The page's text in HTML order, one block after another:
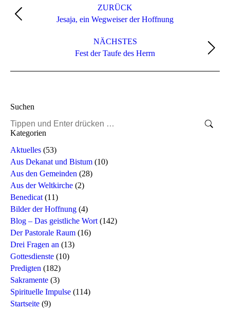
ZURÜCK
Vorheriger
Jesaja, ein Wegweiser der Hoffnung
NÄCHSTES
Nächster
Fest der Taufe des Herrn
Suchen
Search:
Kategorien
Aktuelles (53)
Aus Dekanat und Bistum (10)
Aus den Gemeinden (28)
Aus der Weltkirche (2)
Benedicat (11)
Bilder der Hoffnung (4)
Blog – Das geistliche Wort (142)
Der Pastorale Raum (16)
Drei Fragen an (13)
Gottesdienste (10)
Predigten (182)
Sakramente (3)
Spirituelle Impulse (114)
Startseite (9)